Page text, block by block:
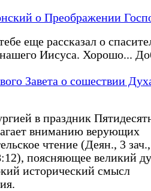
о Преображении
еще рассказал о
нашего Иисуса. Хорошо...
Завета о сошествии
в праздник
вниманию верующих
чтение (Деян., 3
поясняющее великий
исторический смысл